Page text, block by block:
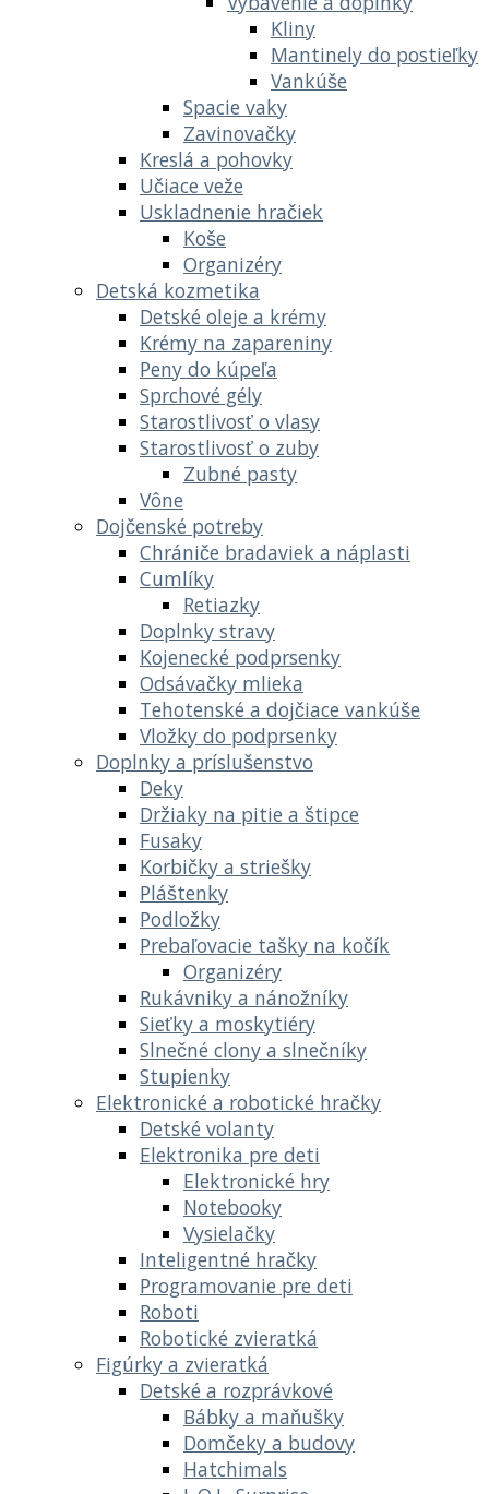
Kliny
Mantinely do postieľky
Vankúše
Spacie vaky
Zavinovačky
Kreslá a pohovky
Učiace veže
Uskladnenie hračiek
Koše
Organizéry
Detská kozmetika
Detské oleje a krémy
Krémy na zapareniny
Peny do kúpeľa
Sprchové gély
Starostlivosť o vlasy
Starostlivosť o zuby
Zubné pasty
Vône
Dojčenské potreby
Chrániče bradaviek a náplasti
Cumlíky
Retiazky
Doplnky stravy
Kojenecké podprsenky
Odsávačky mlieka
Tehotenské a dojčiace vankúše
Vložky do podprsenky
Doplnky a príslušenstvo
Deky
Držiaky na pitie a štipce
Fusaky
Korbičky a striešky
Pláštenky
Podložky
Prebaľovacie tašky na kočík
Organizéry
Rukávniky a nánožníky
Sieťky a moskytiéry
Slnečné clony a slnečníky
Stupienky
Elektronické a robotické hračky
Detské volanty
Elektronika pre deti
Elektronické hry
Notebooky
Vysielačky
Inteligentné hračky
Programovanie pre deti
Roboti
Robotické zvieratká
Figúrky a zvieratká
Detské a rozprávkové
Bábky a maňušky
Domčeky a budovy
Hatchimals